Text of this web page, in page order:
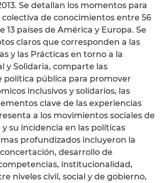
Se detallan los momentos para
de conocimientos entre 56
13 países de América y Europa. Se
claros que corresponden a las
y las Prácticas en torno a la
y Solidaria, comparte las
política pública para promover
inclusivos y solidarios, las
clave de las experiencias
a los movimientos sociales de
su incidencia en las políticas
profundizados incluyeron la
desarrollo de
institucionalidad,
niveles civil, social y de gobierno,